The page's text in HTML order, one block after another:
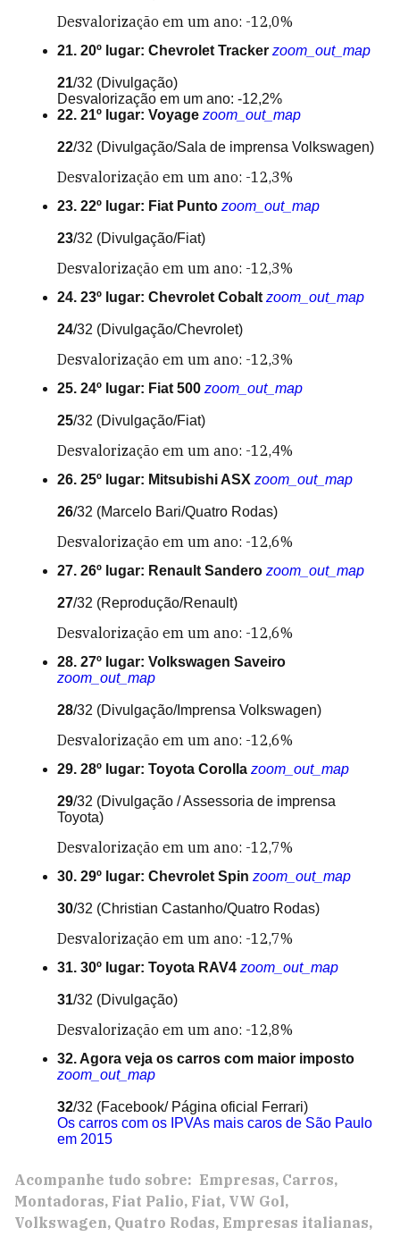
Desvalorização em um ano: -12,0%
21. 20º lugar: Chevrolet Tracker zoom_out_map
21/32 (Divulgação)
Desvalorização em um ano: -12,2%
22. 21º lugar: Voyage zoom_out_map
22/32 (Divulgação/Sala de imprensa Volkswagen)
Desvalorização em um ano: -12,3%
23. 22º lugar: Fiat Punto zoom_out_map
23/32 (Divulgação/Fiat)
Desvalorização em um ano: -12,3%
24. 23º lugar: Chevrolet Cobalt zoom_out_map
24/32 (Divulgação/Chevrolet)
Desvalorização em um ano: -12,3%
25. 24º lugar: Fiat 500 zoom_out_map
25/32 (Divulgação/Fiat)
Desvalorização em um ano: -12,4%
26. 25º lugar: Mitsubishi ASX zoom_out_map
26/32 (Marcelo Bari/Quatro Rodas)
Desvalorização em um ano: -12,6%
27. 26º lugar: Renault Sandero zoom_out_map
27/32 (Reprodução/Renault)
Desvalorização em um ano: -12,6%
28. 27º lugar: Volkswagen Saveiro
zoom_out_map
28/32 (Divulgação/Imprensa Volkswagen)
Desvalorização em um ano: -12,6%
29. 28º lugar: Toyota Corolla zoom_out_map
29/32 (Divulgação / Assessoria de imprensa
Toyota)
Desvalorização em um ano: -12,7%
30. 29º lugar: Chevrolet Spin zoom_out_map
30/32 (Christian Castanho/Quatro Rodas)
Desvalorização em um ano: -12,7%
31. 30º lugar: Toyota RAV4 zoom_out_map
31/32 (Divulgação)
Desvalorização em um ano: -12,8%
32. Agora veja os carros com maior imposto
zoom_out_map
32/32 (Facebook/ Página oficial Ferrari)
Os carros com os IPVAs mais caros de São Paulo
em 2015
Acompanhe tudo sobre: Empresas Carros
Montadoras Fiat Palio Fiat VW Gol
Volkswagen Quatro Rodas Empresas italianas